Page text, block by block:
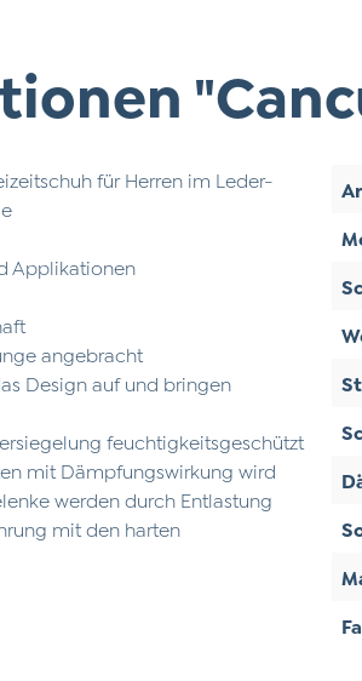
für Herren im Leder-
Applikationen
angebracht
Design auf und bringen
feuchtigkeitsgeschützt
mit Dämpfungswirkung wird
werden durch Entlastung
mit den harten